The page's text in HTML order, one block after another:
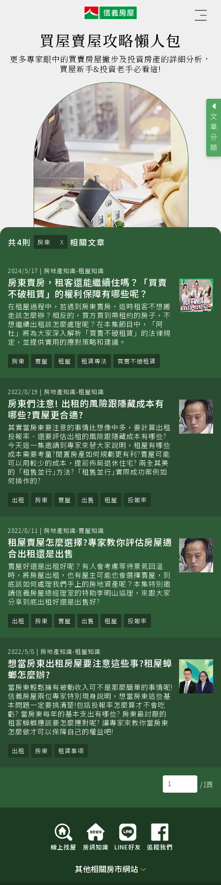
屋
買屋賣屋攻略懶人包
更多專家眼中的買賣房屋撇步及投資房產的詳細分析，
買屋新手&投資老手必看這!
共4則 房東 相關文章
2024/5/17 | 房地產知識-租屋知識
房東賣房，租客還能繼續住嗎？「買賣
不破租賃」的權利保障有哪些呢？
在租屋過程中，若遇到房東賣房，這時租客不想搬
走該怎麼辦？相反的，買方買到帶租約的房子，不
想繼續出租該怎麼處理呢？在本集節目中，「阿
杜」將為大家深入解析「買賣不破租賃」的法律規
定，並提供實用的應對策略和建議。
房東 賣屋 租屋 租賃專法 買賣不破租賃
2022/8/19 | 房地產知識-租屋知識
房東們注意! 出租的風險跟隱藏成本有
哪些?賣屋更合適?
其實當房東要注意的事情比想像中多，要計算出租
投報率、還要評估出租的風險跟隱藏成本有哪些?
今天這一集邀請到專家來替大家說明，租屋有哪些
成本需要考量?閒置房產如何規劃更有利?賣屋可能
可以用較少的成本，提前佈局退休住宅? 兩全其美
的「租售並行｣方法?「租售並行｣實際成功案例如
何操作的?
出租 房東 賣屋 出售 租屋 投報率
2022/8/11 | 房地產知識-賣屋知識
租屋賣屋怎麼選擇?專家教你評估房屋適
合出租還是出售
賣屋好還是出租好呢？有人會考慮等待景氣回溫
時，將房屋出租，也有屋主可能也會選擇賣屋，到
底該如何處理我們手上的房地資產呢？本集特別邀
請信義房屋總經理室的特助李明山協理，來跟大家
分享到底出租好還是出售好?
出租 房東 賣屋 出售 租屋 投報率
2022/5/8 | 房地產知識-租屋知識
想當房東出租房屋要注意這些事?租屋蟑
螂怎麼辦?
當房東輕鬆擁有被動收入可不是那麼簡單的事情呢!
信義房屋兩位專家特別現身說明，想當房東這些基
本問題一定要搞清楚!包括投報率怎麼算才不會吃
虧? 當房東每年的基本支出有哪些? 房東最討厭的
租客蟑螂應該要怎麼應對呢? 讓專家來教你當房東
怎麼做才可以保障自己的權益吧!
出租 房東 租賃事項
/1頁
文
章
分
類
線上找屋 房訊知識 LINE好友 追蹤我們
其他相關房市網站